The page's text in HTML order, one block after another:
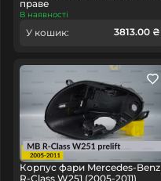
праве
В наявності
У кошик: 3813.00 ₴
Корпус фари Mercedes-Benz
R-Class W251 (2005-2011)